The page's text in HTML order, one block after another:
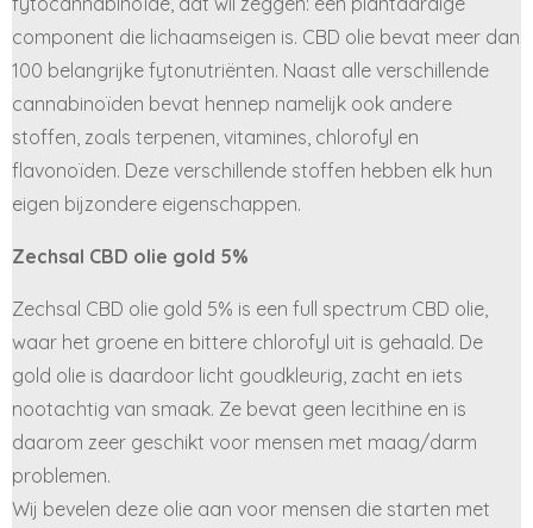
component die lichaamseigen is. CBD olie bevat meer dan
100 belangrijke fytonutriënten. Naast alle verschillende
cannabinoïden bevat hennep namelijk ook andere
stoffen, zoals terpenen, vitamines, chlorofyl en
flavonoïden. Deze verschillende stoffen hebben elk hun
eigen bijzondere eigenschappen.
Zechsal CBD olie gold 5%
Zechsal CBD olie gold 5% is een full spectrum CBD olie,
waar het groene en bittere chlorofyl uit is gehaald. De
gold olie is daardoor licht goudkleurig, zacht en iets
nootachtig van smaak. Ze bevat geen lecithine en is
daarom zeer geschikt voor mensen met maag/darm
problemen.
Wij bevelen deze olie aan voor mensen die starten met